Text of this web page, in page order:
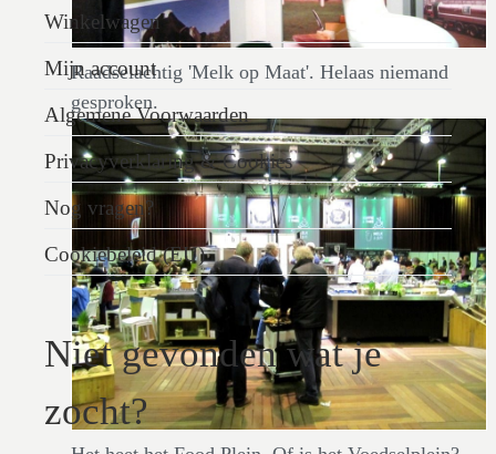
Raadselachtig 'Melk op Maat'. Helaas niemand
gesproken.
Winkelwagen
Mijn account
Algemene Voorwaarden
Privacyverklaring & Cookies
Nog vragen?
Cookiebeleid (EU)
Niet gevonden wat je
zocht?